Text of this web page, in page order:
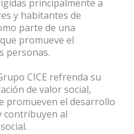
principalmente a
y habitantes de
parte de una
promueve el
personas.
CICE refrenda su
de valor social,
promueven el desarrollo
contribuyen al